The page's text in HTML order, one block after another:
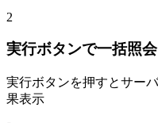
2
実行ボタンで一括照会
実行ボタンを押すとサー
果表示